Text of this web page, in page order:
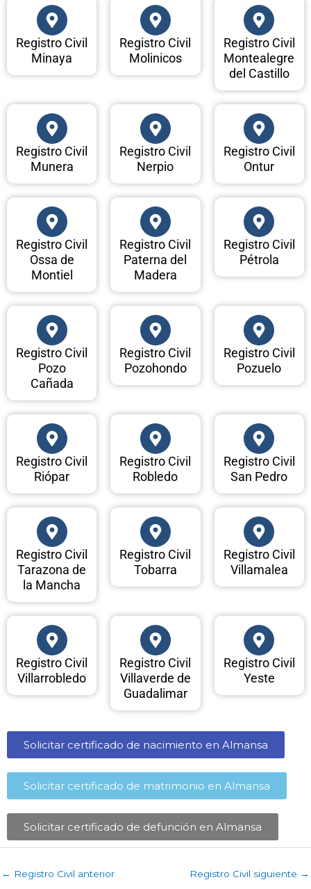
Registro Civil
Minaya
Registro Civil
Molinicos
Registro Civil
Montealegre
del Castillo
Registro Civil
Munera
Registro Civil
Nerpio
Registro Civil
Ontur
Registro Civil
Ossa de
Montiel
Registro Civil
Paterna del
Madera
Registro Civil
Pétrola
Registro Civil
Pozo
Cañada
Registro Civil
Pozohondo
Registro Civil
Pozuelo
Registro Civil
Riópar
Registro Civil
Robledo
Registro Civil
San Pedro
Registro Civil
Tarazona de
la Mancha
Registro Civil
Tobarra
Registro Civil
Villamalea
Registro Civil
Villarrobledo
Registro Civil
Villaverde de
Guadalimar
Registro Civil
Yeste
Solicitar certificado de nacimiento en Almansa​
Solicitar certificado de matrimonio en Almansa​
Solicitar certificado de defunción en Almansa​
← Registro Civil anterior Registro Civil siguiente →